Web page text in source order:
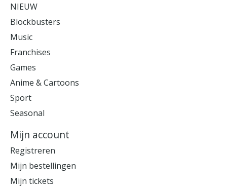
NIEUW
Blockbusters
Music
Franchises
Games
Anime & Cartoons
Sport
Seasonal
Mijn account
Registreren
Mijn bestellingen
Mijn tickets